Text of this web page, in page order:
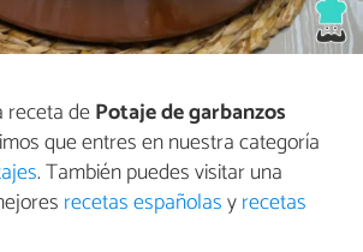
receta dePotaje de garbanzos
que entres en nuestra categoría
. También puedes visitar una
recetas españolasyrecetas